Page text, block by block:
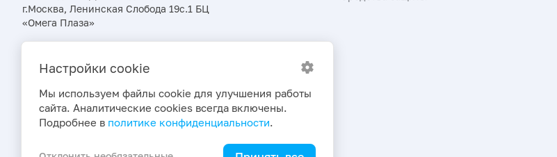
г.Москва, Ленинская Слобода 19с.1 БЦ
«Омега Плаза»
акциях и новостях первыми
Настройки cookie
Мы используем файлы cookie для улучшения работы
сайта. Аналитические cookies всегда включены.
Подробнее в политике конфиденциальности.